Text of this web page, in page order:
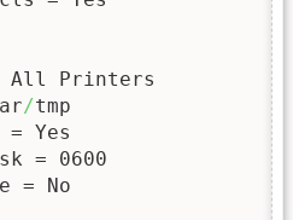
All Printers
/tmp
= Yes
= 0600
= No